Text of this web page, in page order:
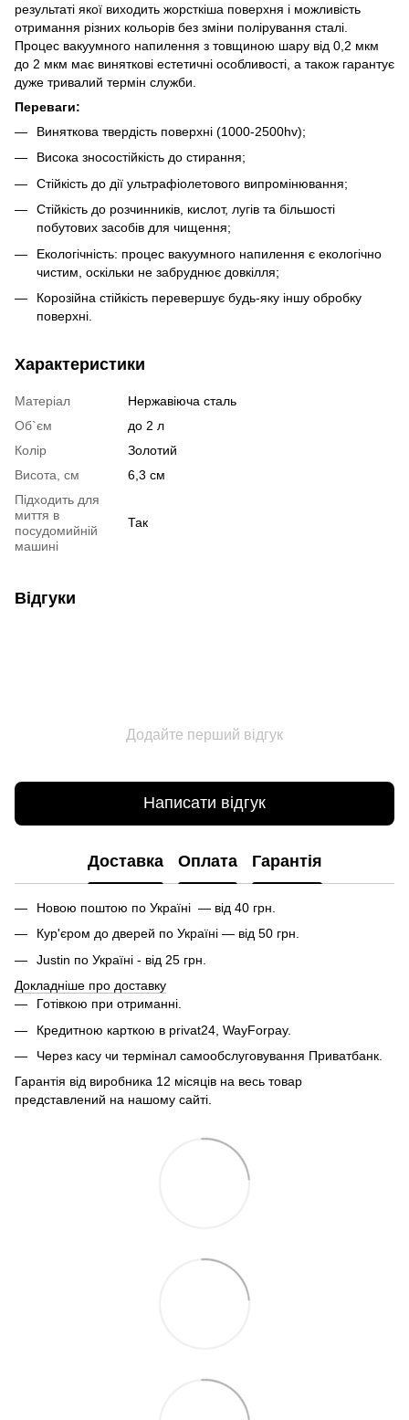
результаті якої виходить жорсткіша поверхня і можливість
отримання різних кольорів без зміни полірування сталі.
Процес вакуумного напилення з товщиною шару від 0,2 мкм
до 2 мкм має виняткові естетичні особливості, а також гарантує
дуже тривалий термін служби.
Переваги:
Виняткова твердість поверхні (1000-2500hv);
Висока зносостійкість до стирання;
Стійкість до дії ультрафіолетового випромінювання;
Стійкість до розчинників, кислот, лугів та більшості
побутових засобів для чищення;
Екологічність: процес вакуумного напилення є екологічно
чистим, оскільки не забруднює довкілля;
Корозійна стійкість перевершує будь-яку іншу обробку
поверхні.
Характеристики
Матеріал
Нержавіюча сталь
Об`єм
до 2 л
Колір
Золотий
Висота, см
6,3 см
Підходить для
миття в
посудомийній
машині
Так
Відгуки
Додайте перший відгук
Написати відгук
Доставка Оплата Гарантія
Новою поштою по Україні — від 40 грн.
Кур'єром до дверей по Україні — від 50 грн.
Justin по Україні - від 25 грн.
Докладніше про доставку
Готівкою при отриманні.
Кредитною карткою в privat24, WayForpay.
Через касу чи термінал самообслуговування Приватбанк.
Гарантія від виробника 12 місяців на весь товар
представлений на нашому сайті.